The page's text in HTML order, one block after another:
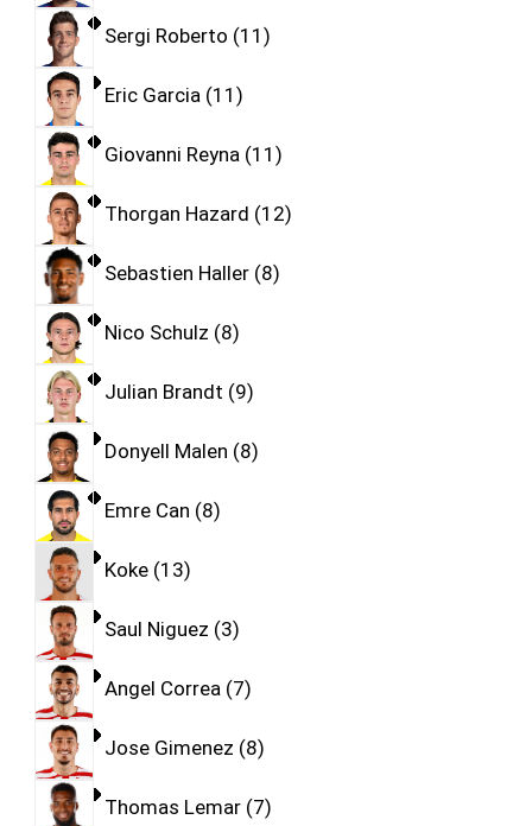
Sergi Roberto 11
Eric Garcia 11
Giovanni Reyna 11
Thorgan Hazard 12
Sebastien Haller 8
Nico Schulz 8
Julian Brandt 9
Donyell Malen 8
Emre Can 8
Koke 13
Saul Niguez 3
Angel Correa 7
Jose Gimenez 8
Thomas Lemar 7